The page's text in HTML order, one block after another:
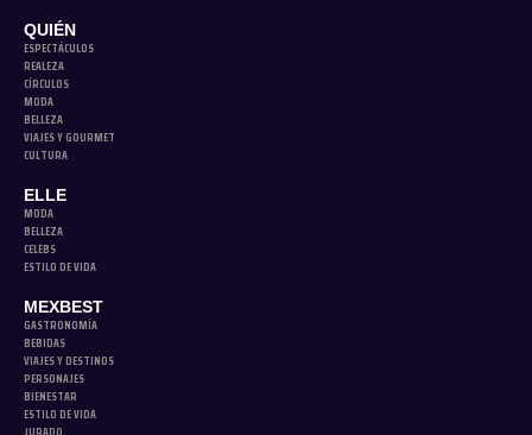
QUIÉN
ESPECTÁCULOS
REALEZA
CÍRCULOS
MODA
BELLEZA
VIAJES Y GOURMET
CULTURA
ELLE
MODA
BELLEZA
CELEBS
ESTILO DE VIDA
MEXBEST
GASTRONOMÍA
BEBIDAS
VIAJES Y DESTINOS
PERSONAJES
BIENESTAR
ESTILO DE VIDA